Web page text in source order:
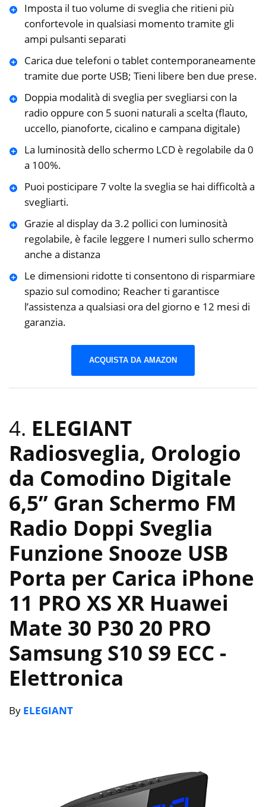
Imposta il tuo volume di sveglia che ritieni più
confortevole in qualsiasi momento tramite gli
ampi pulsanti separati
Carica due telefoni o tablet contemporaneamente
tramite due porte USB; Tieni libere ben due prese.
Doppia modalità di sveglia per svegliarsi con la
radio oppure con 5 suoni naturali a scelta (flauto,
uccello, pianoforte, cicalino e campana digitale)
La luminosità dello schermo LCD è regolabile da 0
a 100%.
Puoi posticipare 7 volte la sveglia se hai difficoltà a
svegliarti.
Grazie al display da 3.2 pollici con luminosità
regolabile, è facile leggere I numeri sullo schermo
anche a distanza
Le dimensioni ridotte ti consentono di risparmiare
spazio sul comodino; Reacher ti garantisce
l’assistenza a qualsiasi ora del giorno e 12 mesi di
garanzia.
ACQUISTA DA AMAZON
4. ELEGIANT
Radiosveglia, Orologio
da Comodino Digitale
6,5” Gran Schermo FM
Radio Doppi Sveglia
Funzione Snooze USB
Porta per Carica iPhone
11 PRO XS XR Huawei
Mate 30 P30 20 PRO
Samsung S10 S9 ECC -
Elettronica
By ELEGIANT